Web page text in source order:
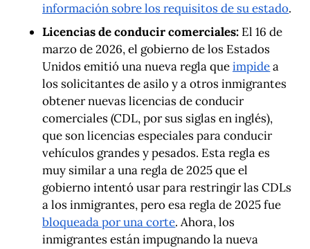
información sobre los requisitos de su estado.
Licencias de conducir comerciales: El 16 de
marzo de 2026, el gobierno de los Estados
Unidos emitió una nueva regla queimpidea
los solicitantes de asilo y a otros inmigrantes
obtener nuevas licencias de conducir
comerciales (CDL, por sus siglas en inglés),
que son licencias especiales para conducir
vehículos grandes y pesados. Esta regla es
muy similar a una regla de 2025 que el
gobierno intentó usar para restringir las CDLs
a los inmigrantes, pero esa regla de 2025 fue
bloqueada por una corte. Ahora, los
inmigrantes están impugnando la nueva